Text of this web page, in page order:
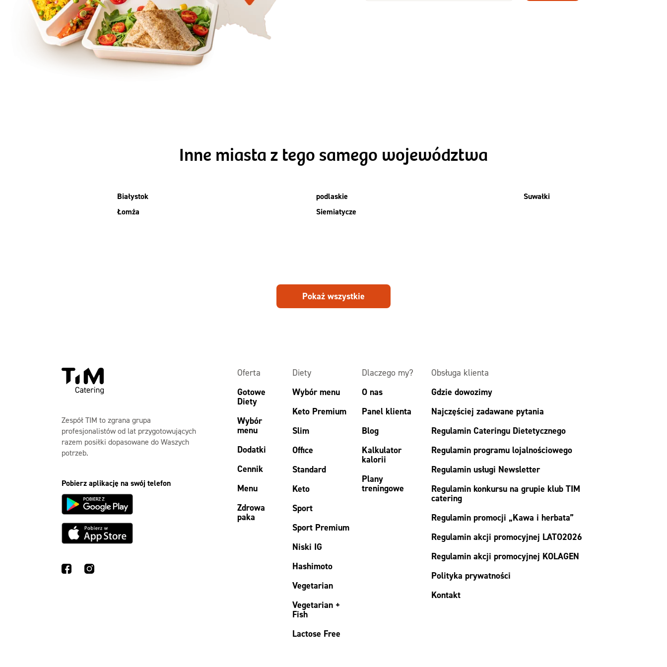
Zamów dietę!
Inne miasta z tego samego województwa
Białystok
Łomża
podlaskie
Siemiatycze
Suwałki
Pokaż wszystkie
Zespół TIM to zgrana grupa
profesjonalistów od lat przygotowujących
razem posiłki dopasowane do Waszych
potrzeb.
Pobierz aplikację na swój telefon
Oferta
Gotowe
Diety
Wybór
menu
Dodatki
Cennik
Menu
Zdrowa
paka
Diety
Wybór menu
Keto Premium
Slim
Office
Standard
Keto
Sport
Sport Premium
Niski IG
Hashimoto
Vegetarian
Vegetarian +
Fish
Lactose Free
Dlaczego my?
O nas
Panel klienta
Blog
Kalkulator
kalorii
Plany
treningowe
Obsługa klienta
Gdzie dowozimy
Najczęściej zadawane pytania
Regulamin Cateringu Dietetycznego
Regulamin programu lojalnościowego
Regulamin usługi Newsletter
Regulamin konkursu na grupie klub TIM
catering
Regulamin promocji „Kawa i herbata”
Regulamin akcji promocyjnej LATO2026
Regulamin akcji promocyjnej KOLAGEN
Polityka prywatności
Kontakt